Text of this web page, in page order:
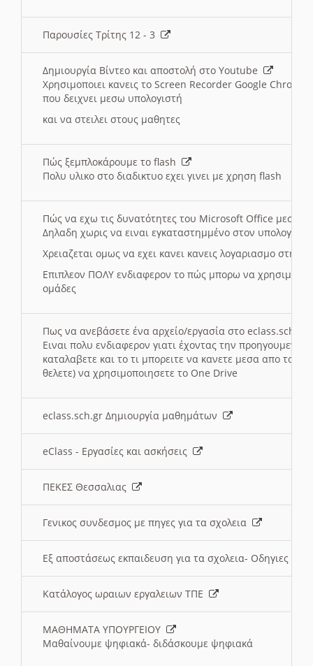
Παρουσίες Τρίτης 12 - 3
Δημιουργία Βίντεο και αποστολή στο Youtube
Χρησιμοποιει κανεις το Screen Recorder Google Chrome
που δειχνει μεσω υπολογιστή
και να στειλει στους μαθητες
Πώς ξεμπλοκάρουμε το flash
Πολυ υλικο στο διαδικτυο εχει γινει με χρηση flash
Πώς να εχω τις δυνατότητες του Microsoft Office μεσω
Δηλαδη χωρις να ειναι εγκαταστημμένο στον
Χρειαζεται ομως να εχει κανει κανεις λογαριασμο στη
Επιπλεον ΠΟΛΥ ενδιαφερον το πώς μπορω να
ομάδες
Πως να ανεβάσετε ένα αρχείο/εργασία στο eclass.sch.gr
Ειναι πολυ ενδιαφερον γιατι έχοντας την
καταλαβετε και το τι μπορειτε να κανετε μεσα απο το
θελετε) να χρησιμοποιησετε το One Drive
eclass.sch.gr Δημιουργία μαθημάτων
eClass - Εργασίες και ασκήσεις
ΠΕΚΕΣ Θεσσαλιας
Γενικος συνδεσμος με πηγες για τα σχολεια
Εξ αποστάσεως εκπαιδευση για τα σχολεια- Οδηγιες
Κατάλογος ωραιων εργαλειων ΤΠΕ
ΜΑΘΗΜΑΤΑ ΥΠΟΥΡΓΕΙΟΥ
Μαθαίνουμε ψηφιακά- διδάσκουμε ψηφιακά